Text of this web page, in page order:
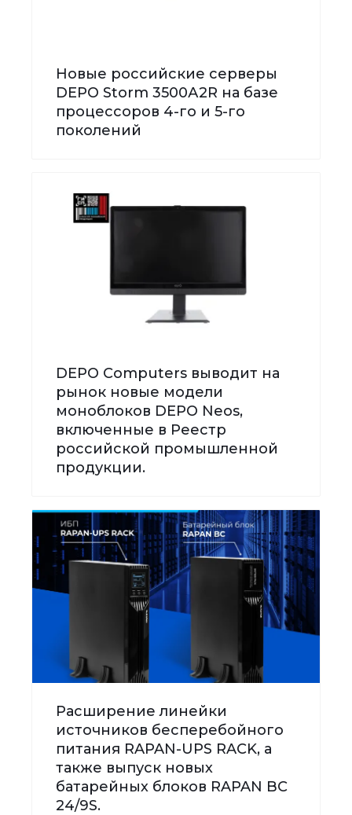
Новые российские серверы
DEPO Storm 3500А2R на базе
процессоров 4-го и 5-го
поколений
DEPO Computers выводит на
рынок новые модели
моноблоков DEPO Neos,
включенные в Реестр
российской промышленной
продукции.
Расширение линейки
источников бесперебойного
питания RAPAN-UPS RACK, а
также выпуск новых
батарейных блоков RAPAN BC
24/9S.